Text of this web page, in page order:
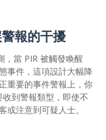
報的干擾
，當 PIR 被觸發喚醒
事件，這項設計大幅降
重要的事件警報上，你
到警報類型，即使不
或注意到可疑人士。